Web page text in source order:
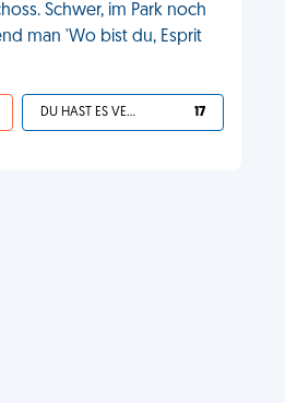
Schwer, im Park noch
man 'Wo bist du, Esprit
DU HAST ES VERDIENT 17